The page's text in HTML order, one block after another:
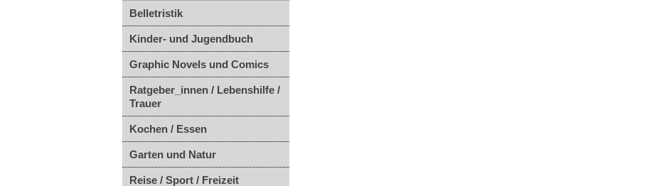
Belletristik
Kinder- und Jugendbuch
Graphic Novels und Comics
Ratgeber_innen / Lebenshilfe /
Trauer
Kochen / Essen
Garten und Natur
Reise / Sport / Freizeit